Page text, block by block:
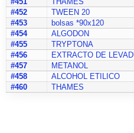
#452
TWEEN 20
#453
bolsas *90x120
#454
ALGODON
#455
TRYPTONA
#456
EXTRACTO DE
#457
METANOL
#458
ALCOHOL ETILICO
#460
THAMES